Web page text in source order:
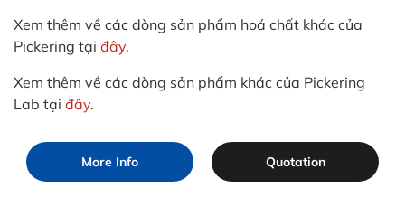
Xem thêm về các dòng sản phẩm hoá chất khác của
Pickering tại đây.
Xem thêm về các dòng sản phẩm khác của Pickering
Lab tại đây.
More Info Quotation